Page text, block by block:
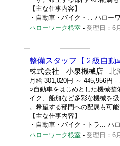
【主な仕事内容】
・自動車・バイク・... ハロー
ハローワーク根室 - 受理日：6
整備スタッフ【２級自動
株式会社 小泉機械店 - 北
月給 301,020円 ～ 445,956円 -
○自動車をはじめとした機械整
イク、船舶など多彩な機械を
。希望する部門への配属も可能
【主な仕事内容】
・自動車・バイク・トラ... ハ
ハローワーク根室 - 受理日：6